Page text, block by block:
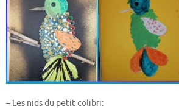
– Les nids du petit colibri: